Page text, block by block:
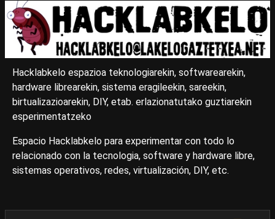
Hacklabkelo espazioa teknologiarekin, softwarearekin,
hardware librearekin, sistema eragileekin, sareekin,
birtualizazioarekin, DIY, etab. erlazionatutako guztiarekin
esperimentatzeko
Espacio Hacklabkelo para experimentar con todo lo
relacionado con la tecnologia, software y hardware libre,
sistemas operativos, redes, virtualización, DIY, etc.